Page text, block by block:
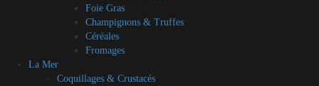
Foie Gras
Champignons & Truffes
Céréales
Fromages
La Mer
Coquillages & Crustacés